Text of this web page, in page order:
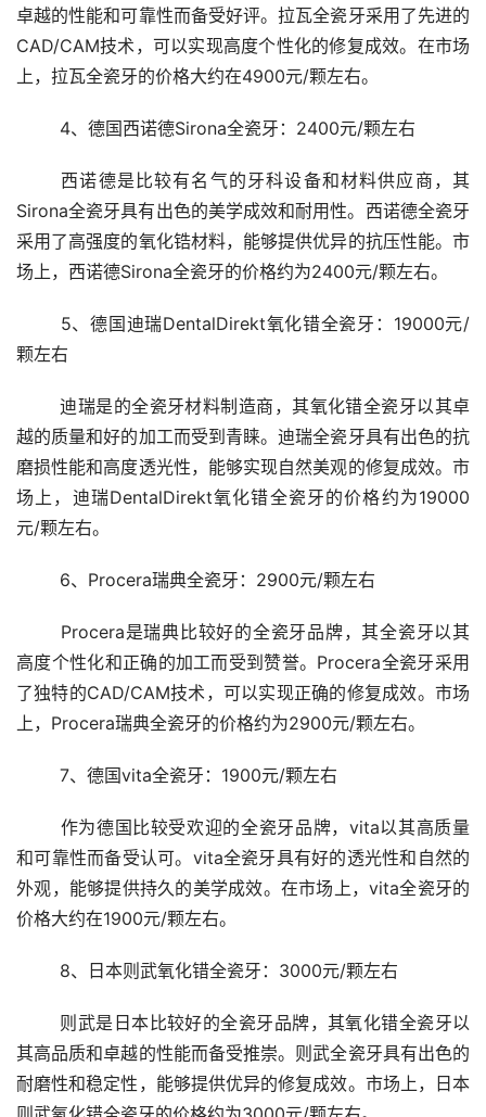
卓越的性能和可靠性而备受好评。拉瓦全瓷牙采用了先进的
CAD/CAM技术，可以实现高度个性化的修复成效。在市场
上，拉瓦全瓷牙的价格大约在4900元/颗左右。
	4、德国西诺德Sirona全瓷牙：2400元/颗左右
Sirona全瓷牙具有出色的美学成效和耐用性。西诺德全瓷牙
采用了高强度的氧化锆材料，能够提供优异的抗压性能。市
场上，西诺德Sirona全瓷牙的价格约为2400元/颗左右。
颗左右
	迪瑞是的全瓷牙材料制造商，其氧化错全瓷牙以其卓
越的质量和好的加工而受到青睐。迪瑞全瓷牙具有出色的抗
磨损性能和高度透光性，能够实现自然美观的修复成效。市
场上，迪瑞DentalDirekt氧化错全瓷牙的价格约为19000
元/颗左右。
	6、Procera瑞典全瓷牙：2900元/颗左右
高度个性化和正确的加工而受到赞誉。Procera全瓷牙采用
了独特的CAD/CAM技术，可以实现正确的修复成效。市场
上，Procera瑞典全瓷牙的价格约为2900元/颗左右。
	7、德国vita全瓷牙：1900元/颗左右
和可靠性而备受认可。vita全瓷牙具有好的透光性和自然的
外观，能够提供持久的美学成效。在市场上，vita全瓷牙的
价格大约在1900元/颗左右。
	8、日本则武氧化错全瓷牙：3000元/颗左右
其高品质和卓越的性能而备受推崇。则武全瓷牙具有出色的
耐磨性和稳定性，能够提供优异的修复成效。市场上，日本